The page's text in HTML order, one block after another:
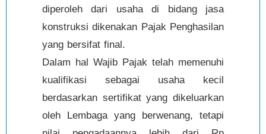
diperoleh dari usaha di bidang jasa
konstruksi dikenakan Pajak Penghasilan
yang bersifat final.
Dalam hal Wajib Pajak telah memenuhi
kualifikasi sebagai usaha kecil
berdasarkan sertifikat yang dikeluarkan
oleh Lembaga yang berwenang, tetapi